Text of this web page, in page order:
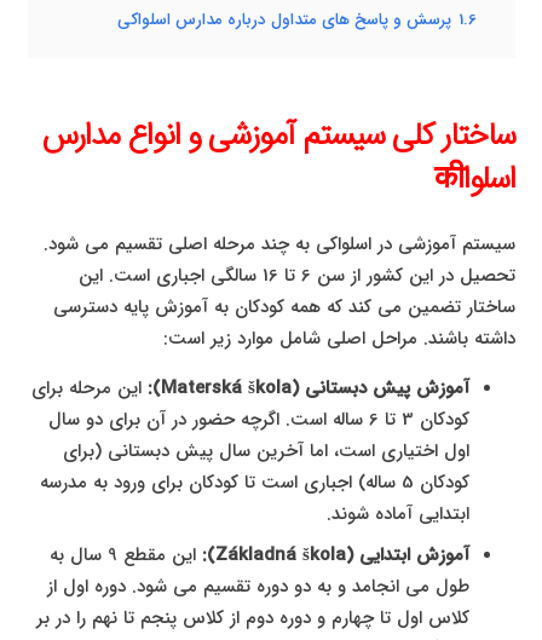
1.6 پرسش و پاسخ های متداول درباره مدارس اسلواکی
ساختار کلی سیستم آموزشی و انواع مدارس
اسلواकी
سیستم آموزشی در اسلواکی به چند مرحله اصلی تقسیم می شود.
تحصیل در این کشور از سن 6 تا 16 سالگی اجباری است. این
ساختار تضمین می کند که همه کودکان به آموزش پایه دسترسی
داشته باشند. مراحل اصلی شامل موارد زیر است:
آموزش پیش دبستانی (Materská škola):
این مرحله برای
کودکان 3 تا 6 ساله است. اگرچه حضور در آن برای دو سال
اول اختیاری است، اما آخرین سال پیش دبستانی (برای
کودکان 5 ساله) اجباری است تا کودکان برای ورود به مدرسه
ابتدایی آماده شوند.
آموزش ابتدایی (Základná škola):
این مقطع 9 سال به
طول می انجامد و به دو دوره تقسیم می شود. دوره اول از
کلاس اول تا چهارم و دوره دوم از کلاس پنجم تا نهم را در بر